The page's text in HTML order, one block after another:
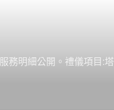
務明細公開。禮儀項目:塔